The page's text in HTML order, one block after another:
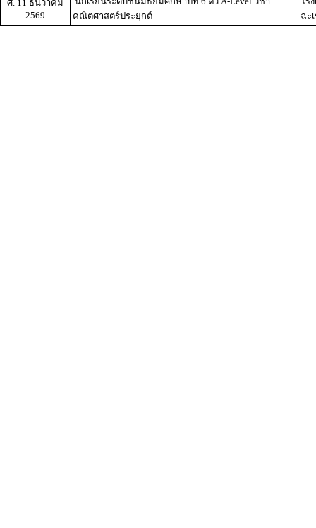
ศ. 11 ธันวาคม
2569
คณิตศาสตร์ประยุกต์
ฉะ